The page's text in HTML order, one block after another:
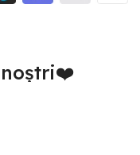
noștri❤️